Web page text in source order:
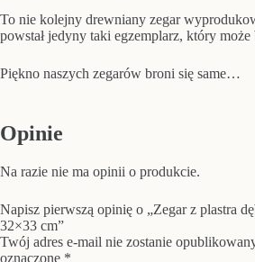
To nie kolejny drewniany zegar
powstał jedyny taki egzemplarz, który
Piękno naszych zegarów broni się same…
Opinie
Na razie nie ma opinii o produkcie.
Napisz pierwszą opinię o „Zegar z plastra
32×33 cm”
Twój adres e-mail nie zostanie
oznaczone *